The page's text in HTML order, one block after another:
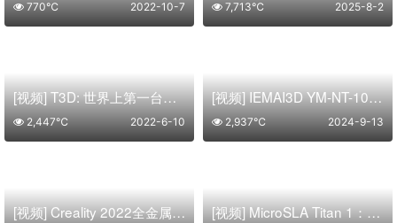
2022-10-7
770℃ 2025-8-2
7,713℃
[视频] T3D: 世界上第一台移动多功能 3D打印机
2022-6-10
2,447℃
[视频] IEMAI3D YM-NT-1000大尺寸工业级3D打印机 升级版
2024-9-13
2,937℃
[视频] Creality 2022全金属高温热端套件：蜘蛛 高达 300℃ [视频] MicroSLA Titan 1：最快、最高打印、高分辨率光固化3D打印机